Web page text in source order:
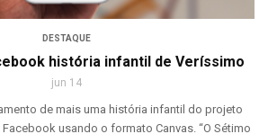
DESTAQUE
história infantil de Veríssimo
jun 14
de mais uma história infantil do projeto
Facebook usando o formato Canvas. “O Sétimo